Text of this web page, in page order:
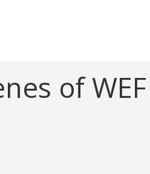
of